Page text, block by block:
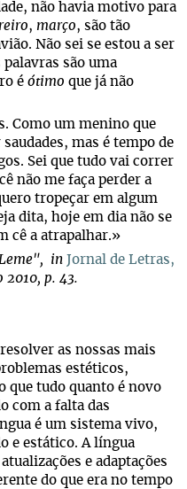
não havia motivo para
, março, são tão
Não sei se estou a ser
palavras são uma
é ótimo que já não
Como um menino que
mas é tempo de
Sei que tudo vai correr
não me faça perder a
tropeçar em algum
dita, hoje em dia não se
cê a atrapalhar.»
in Jornal de Letras,
2010, p. 43.
as nossas mais
estéticos,
que tudo quanto é novo
com a falta das
é um sistema vivo,
e estático. A língua
e adaptações
do que era no tempo